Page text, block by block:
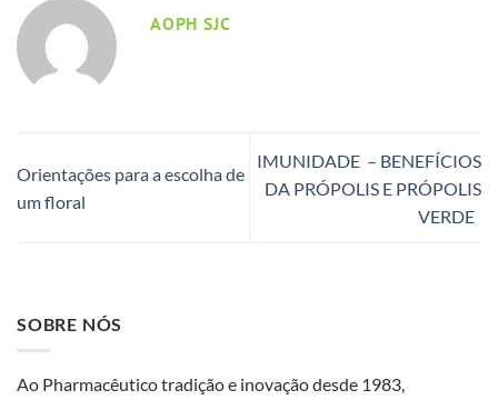
AOPH SJC
Orientações para a escolha de
um floral
IMUNIDADE – BENEFÍCIOS
DA PRÓPOLIS E PRÓPOLIS
VERDE
SOBRE NÓS
Ao Pharmacêutico tradição e inovação desde 1983,